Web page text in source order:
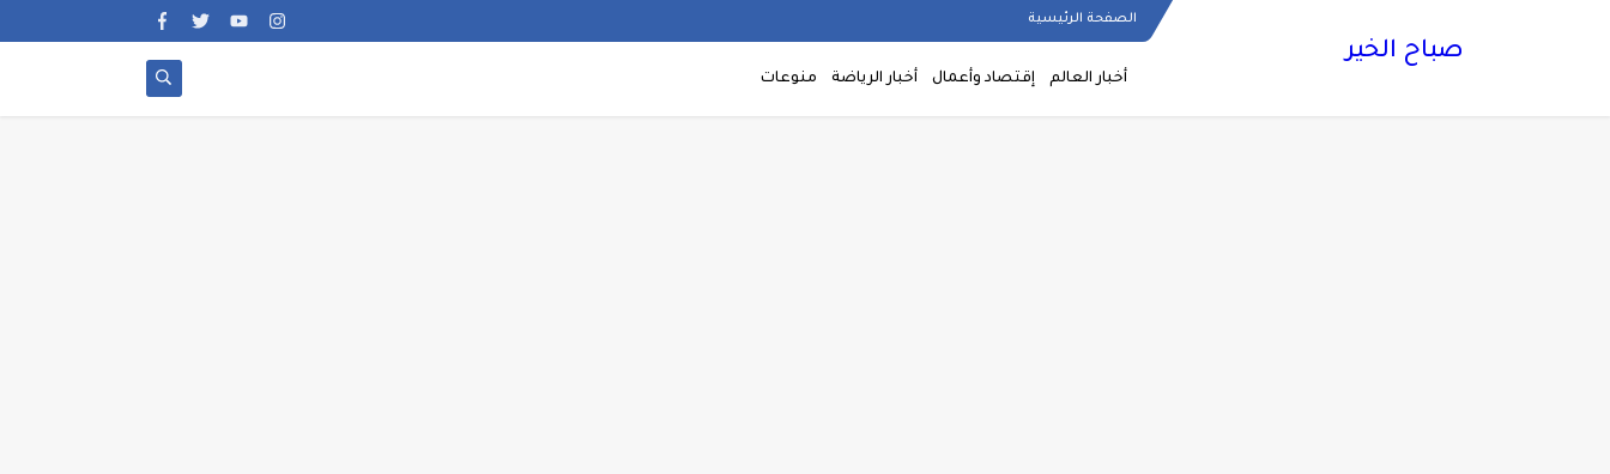
الصفحة الرئيسية
صباح الخير
أخبار العالم إقتصاد وأعمال أخبار الرياضة منوعات